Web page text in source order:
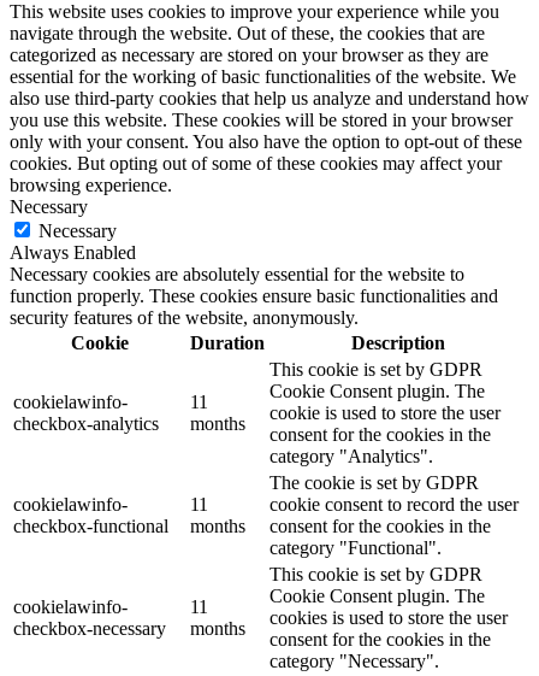
This website uses cookies to improve your experience while you
navigate through the website. Out of these, the cookies that are
categorized as necessary are stored on your browser as they are
essential for the working of basic functionalities of the website. We
also use third-party cookies that help us analyze and understand how
you use this website. These cookies will be stored in your browser
only with your consent. You also have the option to opt-out of these
cookies. But opting out of some of these cookies may affect your
browsing experience.
Necessary
Necessary
Always Enabled
Necessary cookies are absolutely essential for the website to
function properly. These cookies ensure basic functionalities and
security features of the website, anonymously.
Cookie
Duration Description
cookielawinfo-
checkbox-analytics
11
months
This cookie is set by GDPR
Cookie Consent plugin. The
cookie is used to store the user
consent for the cookies in the
category "Analytics".
cookielawinfo-
checkbox-functional
11
months
The cookie is set by GDPR
cookie consent to record the user
consent for the cookies in the
category "Functional".
cookielawinfo-
checkbox-necessary
11
months
This cookie is set by GDPR
Cookie Consent plugin. The
cookies is used to store the user
consent for the cookies in the
category "Necessary".